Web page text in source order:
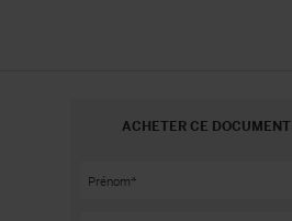
ACHETER CE DOCUMENT